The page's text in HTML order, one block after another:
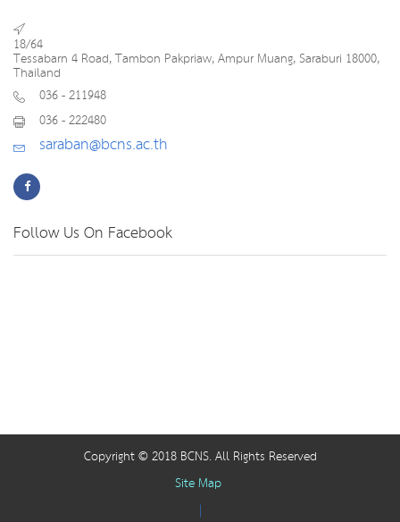
18/64
Tessabarn 4 Road, Tambon Pakpriaw, Ampur Muang, Saraburi 18000,
Thailand
036 - 211948
036 - 222480
saraban@bcns.ac.th
Follow Us On Facebook
Copyright © 2018 BCNS. All Rights Reserved
Site Map
|